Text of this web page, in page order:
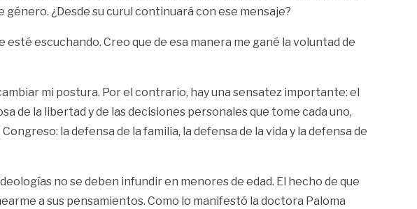
¿Desde su curul continuará con ese mensaje?
escuchando. Creo que de esa manera me gané la voluntad de
mi postura. Por el contrario, hay una sensatez importante: el
de la libertad y de las decisiones personales que tome cada uno,
la defensa de la familia, la defensa de la vida y la defensa de
no se deben infundir en menores de edad. El hecho de que
a sus pensamientos. Como lo manifestó la doctora Paloma